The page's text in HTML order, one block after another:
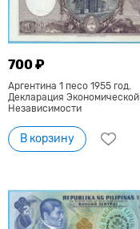
700 ₽
Аргентина 1 песо 1955 год.
Декларация Экономической
Независимости
В корзину